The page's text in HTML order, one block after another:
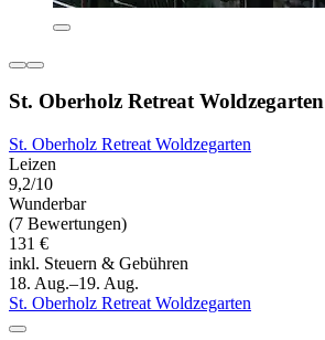
St. Oberholz Retreat Woldzegarten
St. Oberholz Retreat Woldzegarten
Leizen
9,2/10
Wunderbar
(7 Bewertungen)
131 €
inkl. Steuern & Gebühren
18. Aug.–19. Aug.
St. Oberholz Retreat Woldzegarten